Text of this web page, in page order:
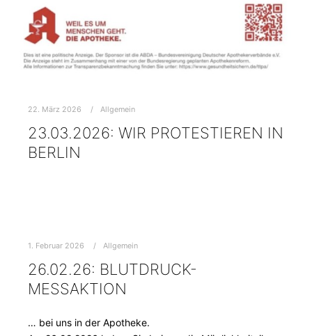
22. März 2026 Allgemein
23.03.2026: WIR PROTESTIEREN IN
BERLIN
1. Februar 2026 Allgemein
26.02.26: BLUTDRUCK-
MESSAKTION
… bei uns in der Apotheke.